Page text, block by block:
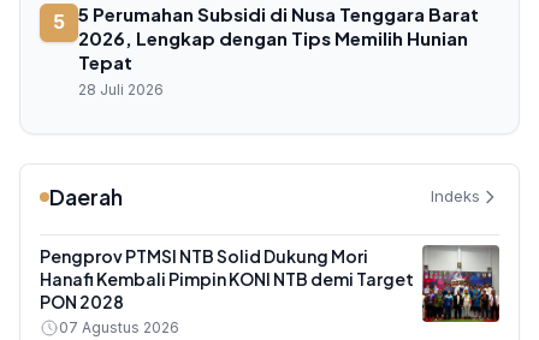
5 5 Perumahan Subsidi di Nusa Tenggara Barat
2026, Lengkap dengan Tips Memilih Hunian
Tepat
28 Juli 2026
Daerah Indeks
Pengprov PTMSI NTB Solid Dukung Mori
Hanafi Kembali Pimpin KONI NTB demi Target
PON 2028
07 Agustus 2026